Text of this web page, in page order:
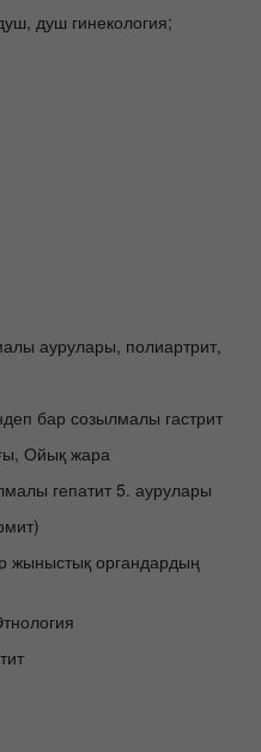
душ гинекология;
аурулары, полиартрит,
бар созылмалы гастрит
Ойық жара
гепатит 5. аурулары
жыныстық органдардың